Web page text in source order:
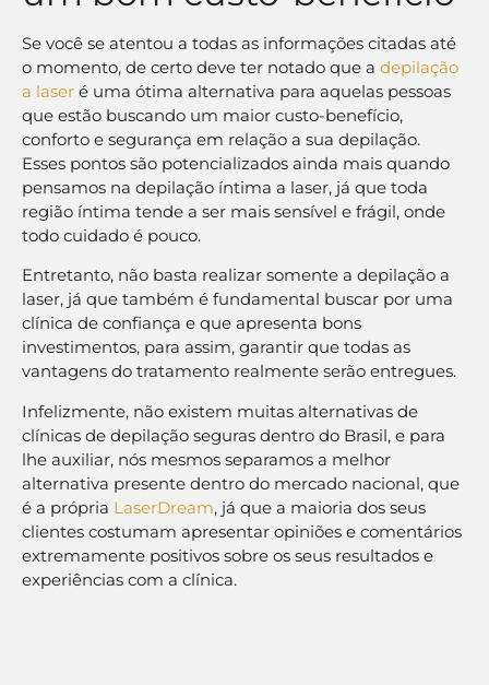
Se você se atentou a todas as informações citadas até
o momento, de certo deve ter notado que a depilação
a laser é uma ótima alternativa para aquelas pessoas
que estão buscando um maior custo-benefício,
conforto e segurança em relação a sua depilação.
Esses pontos são potencializados ainda mais quando
pensamos na depilação íntima a laser, já que toda
região íntima tende a ser mais sensível e frágil, onde
todo cuidado é pouco.
Entretanto, não basta realizar somente a depilação a
laser, já que também é fundamental buscar por uma
clínica de confiança e que apresenta bons
investimentos, para assim, garantir que todas as
vantagens do tratamento realmente serão entregues.
Infelizmente, não existem muitas alternativas de
clínicas de depilação seguras dentro do Brasil, e para
lhe auxiliar, nós mesmos separamos a melhor
alternativa presente dentro do mercado nacional, que
é a própria LaserDream, já que a maioria dos seus
clientes costumam apresentar opiniões e comentários
extremamente positivos sobre os seus resultados e
experiências com a clínica.